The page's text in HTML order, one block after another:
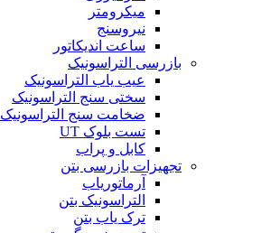
میکرومتر
نیروسنج
ساعت اندیکاتور
بازرسی التراسونیک
عیب یاب التراسونیک
سختی سنج التراسونیک
ضخامت سنج التراسونیک
تست بلوک UT
کابل و پراب
تجهیزات بازرسی بتن
آرماتوریاب
التراسونیک بتن
ترک یاب بتن